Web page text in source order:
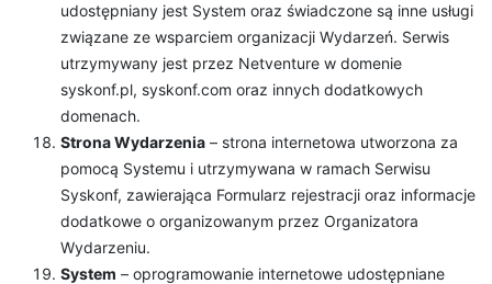
udostępniany jest System oraz świadczone są inne usługi
związane ze wsparciem organizacji Wydarzeń. Serwis
utrzymywany jest przez Netventure w domenie
syskonf.pl, syskonf.com oraz innych dodatkowych
domenach.
Strona Wydarzenia – strona internetowa utworzona za
pomocą Systemu i utrzymywana w ramach Serwisu
Syskonf, zawierająca Formularz rejestracji oraz informacje
dodatkowe o organizowanym przez Organizatora
Wydarzeniu.
System – oprogramowanie internetowe udostępniane